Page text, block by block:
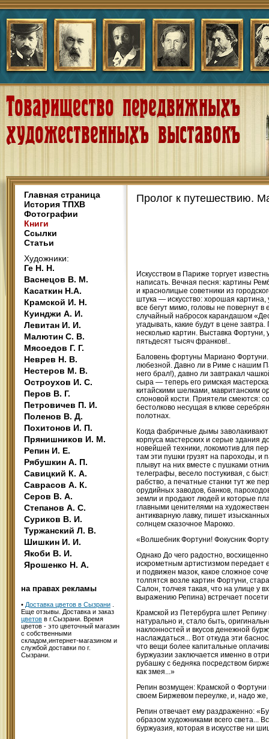
Главная страница
История ТПХВ
Фотографии
Книги
Ссылки
Статьи
Художники:
Ге Н. Н.
Васнецов В. М.
Касаткин Н.А.
Крамской И. Н.
Куинджи А. И.
Левитан И. И.
Малютин С. В.
Мясоедов Г. Г.
Неврев Н. В.
Нестеров М. В.
Остроухов И. С.
Перов В. Г.
Петровичев П. И.
Поленов В. Д.
Похитонов И. П.
Прянишников И. М.
Репин И. Е.
Рябушкин А. П.
Савицкий К. А.
Саврасов А. К.
Серов В. А.
Степанов А. С.
Суриков В. И.
Туржанский Л. В.
Шишкин И. И.
Якоби В. И.
Ярошенко Н. А.
на правах рекламы
• Доставка цветов в Сызрани
Еще отзывы. Доставка и заказ
цветов в г.Сызрани. Время
цветов - это цветочный магазин
с собственными
складом,интернет-магазином и
службой доставки по г.
Сызрани.
Пролог к путешествию.
Искусством в Париже торгует
написать. Вечная песня: картины
и краснолицые советники из
штука — искусство: хорошая
все бегут мимо, головы не повернут в
случайный набросок карандашом
угадывать, какие будут в цене
несколько картин. Выставка
пятьдесят тысяч франков!..
Баловень фортуны Мариано
любезной. Давно ли в Риме с нашим
него брал!), давно ли завтракал
сыра — теперь его римская
китайскими шелками, мавританским
слоновой кости. Приятели смеются:
бестолково несущая в клюве
полотнах.
Когда фабричные дымы заволакивают
корпуса мастерских и серые здания
новейшей техники, локомотив для
там эти пушки грузят на пароходы, и
плывут на них вместе с пушками
телеграфы, весело постукивая, с
рабство, а печатные станки тут же
орудийных заводов, банков,
земли и продают людей и которые
главными ценителями на
антикварную лавку, пишет
солнцем сказочное Марокко.
«Волшебник Фортуни! Фокусник
Однако До чего радостно,
искрометным артистизмом передает
и подвижен мазок, какое сложное
толпятся возле картин Фортуни,
Салон, толчея такая, что на улице у
выражению Репина) встречает
Крамской из Петербурга шлет
натурально и, стало быть,
наклонностей и вкусов денежной
наслаждаться... Вот откуда эти
что вещи более капитальные
буржуазии заключается именно в
рубашку с бедняка посредством
как змея...»
Репин возмущен: Крамской о
своем Биржевом переулке, и, надо
Репин отвечает ему раздраженно:
образом художниками всего света...
буржуазия, которая в искусстве ни